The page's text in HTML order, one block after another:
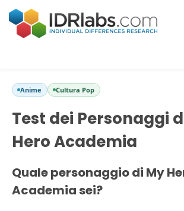
Anime Cultura Pop
Test dei Personaggi
Hero Academia
Quale personaggio di My
Academia sei?